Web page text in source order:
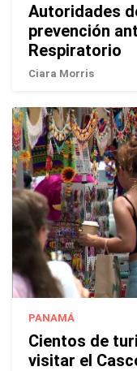
Autoridades
prevención
Respiratorio
Ciara Morris
PANAMÁ
Cientos de
visitar el